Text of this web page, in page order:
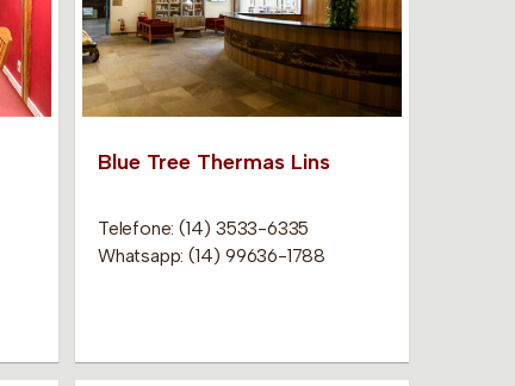
Blue Tree Thermas Lins
Telefone: (14) 3533-6335
Whatsapp: (14) 99636-1788